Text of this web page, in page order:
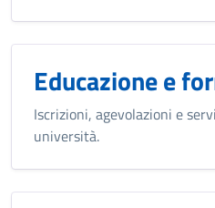
Educazione e
Iscrizioni, agevolazioni e
università.